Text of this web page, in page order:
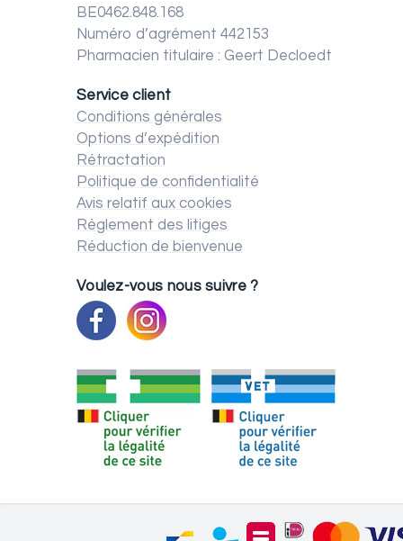
BE0462.848.168
Numéro d’agrément 442153
Pharmacien titulaire : Geert Decloedt
Service client
Conditions générales
Options d’expédition
Rétractation
Politique de confidentialité
Avis relatif aux cookies
Règlement des litiges
Réduction de bienvenue
Voulez-vous nous suivre ?